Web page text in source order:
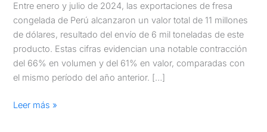
Entre enero y julio de 2024, las exportaciones de fresa
congelada de Perú alcanzaron un valor total de 11 millones
de dólares, resultado del envío de 6 mil toneladas de este
producto. Estas cifras evidencian una notable contracción
del 66% en volumen y del 61% en valor, comparadas con
el mismo período del año anterior. […]
Leer más »